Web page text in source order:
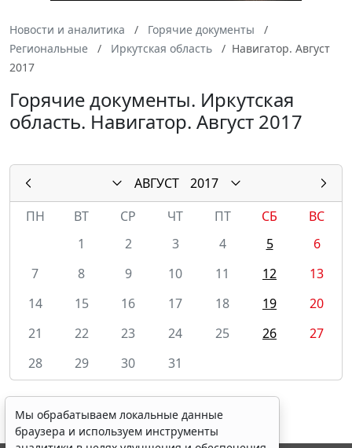
Новости и аналитика
Горячие документы
Региональные
Иркутская область
Навигатор. Август
2017
Горячие документы. Иркутская
область. Навигатор. Август 2017
АВГУСТ
2017
ПН
ВТ СР ЧТ ПТ СБ
ВС
1
2 3 4 5
6
7
8 9 10 11 12
13
14
15 16 17 18 19
20
21
22 23 24 25 26
27
28
29 30 31
Мы обрабатываем локальные данные
браузера и используем инструменты